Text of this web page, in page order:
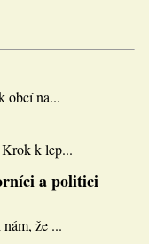
obcí na...
k lep...
a politici
že ...